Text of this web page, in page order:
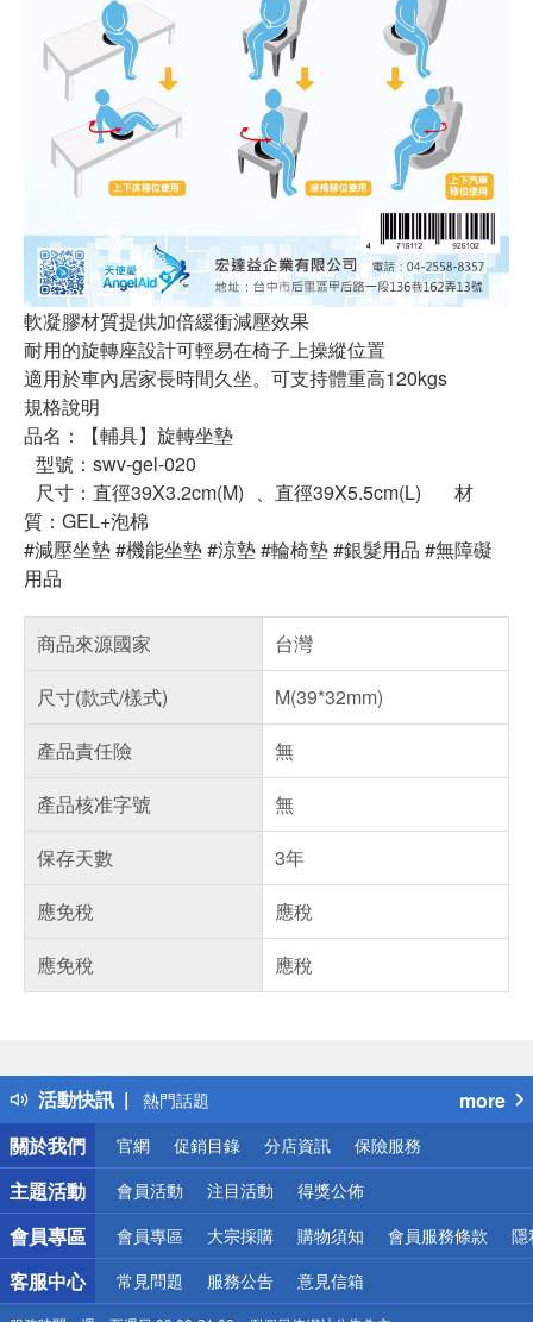
軟凝膠材質提供加倍緩衝減壓效果
耐用的旋轉座設計可輕易在椅子上操縱位置
適用於車內居家長時間久坐。可支持體重高120kgs
規格說明
品名：【輔具】旋轉坐墊
型號：swv-gel-020
尺寸：直徑39X3.2cm(M) 、直徑39X5.5cm(L) 材
質：GEL+泡棉
#減壓坐墊 #機能坐墊 #涼墊 #輪椅墊 #銀髮用品 #無障礙
用品
商品來源國家
台灣
尺寸(款式/樣式)
M(39*32mm)
產品責任險
無
產品核准字號
無
保存天數
3年
應免稅
應稅
應免稅
應稅
活動快訊
得獎公告
熱門話題
銀行優惠
偏遠地區配送
詐騙網頁！請小心！
more
關於我們
官網 促銷目錄 分店資訊 保險服務
主題活動 會員活動 注目活動 得獎公佈
會員專區 會員專區 大宗採購 購物須知 會員服務條款 隱
客服中心 常見問題 服務公告 意見信箱